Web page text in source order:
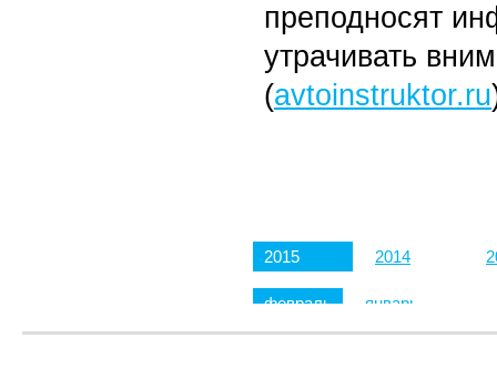
преподносят
утрачивать
(avtoinstruktor.ru
2015
февраль январь
2014